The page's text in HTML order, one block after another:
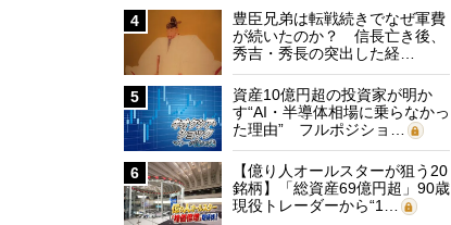
4
豊臣兄弟は転戦続きでなぜ軍費
が続いたのか？ 信長亡き後、
秀吉・秀長の突出した経…
5
資産10億円超の投資家が明か
す“AI・半導体相場に乗らなかっ
た理由” フルポジショ…
6
【億り人オールスターが狙う20
銘柄】「総資産69億円超」90歳
現役トレーダーから“1…